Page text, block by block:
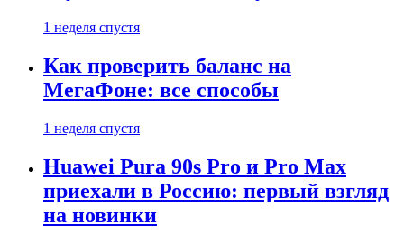
1 неделя спустя
Как проверить баланс на
МегаФоне: все способы
1 неделя спустя
Huawei Pura 90s Pro и Pro Max
приехали в Россию: первый взгляд
на новинки